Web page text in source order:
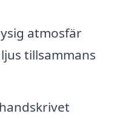
atmosfär
tillsammans